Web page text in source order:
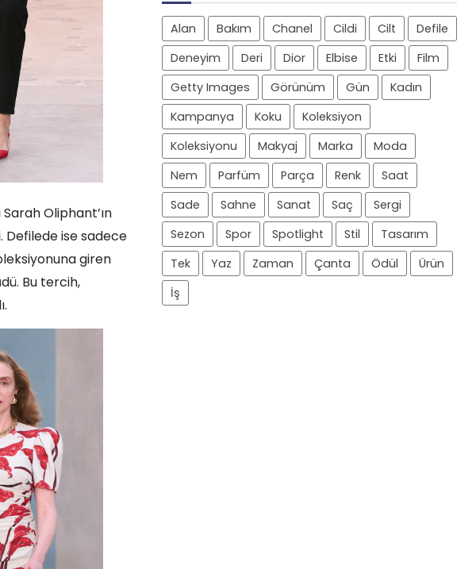
Oliphant’ın
Defilede ise sadece
giren
Bu tercih,
Alan Bakım Chanel Cildi Cilt
Defile
Deneyim
Deri Dior Elbise Etki
Film
Getty Images
Görünüm Gün
Kadın
Kampanya
Koku
Koleksiyon
Koleksiyonu
Makyaj Marka
Moda
Nem
Parfüm Parça Renk
Saat
Sade
Sahne Sanat Saç
Sergi
Sezon
Spor Spotlight Stil
Tasarım
Tek
Yaz Zaman Çanta Ödül
Ürün
İş